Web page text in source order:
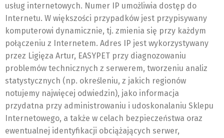
usług internetowych. Numer IP umożliwia dostęp do
Internetu. W większości przypadków jest przypisywany
komputerowi dynamicznie, tj. zmienia się przy każdym
połączeniu z Internetem. Adres IP jest wykorzystywany
przez Ligięza Artur, EASYPET przy diagnozowaniu
problemów technicznych z serwerem, tworzeniu analiz
statystycznych (np. określeniu, z jakich regionów
notujemy najwięcej odwiedzin), jako informacja
przydatna przy administrowaniu i udoskonalaniu Sklepu
Internetowego, a także w celach bezpieczeństwa oraz
ewentualnej identyfikacji obciążających serwer,